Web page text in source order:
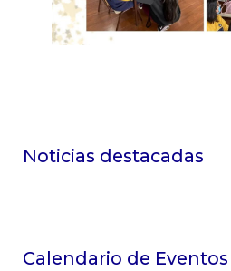
Noticias destacadas
Calendario de Eventos